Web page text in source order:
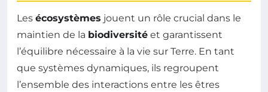
Les écosystèmes jouent un rôle crucial dans le
maintien de la biodiversité et garantissent
l’équilibre nécessaire à la vie sur Terre. En tant
que systèmes dynamiques, ils regroupent
l’ensemble des interactions entre les êtres